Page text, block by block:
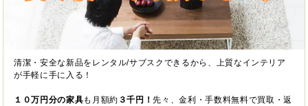
清潔・安全な新品をレンタル/サブスクできるから、上質なインテリア
が手軽に手に入る！
１０万円分の家具も月額約 ３千円！先々、金利・手数料無料で買取・返